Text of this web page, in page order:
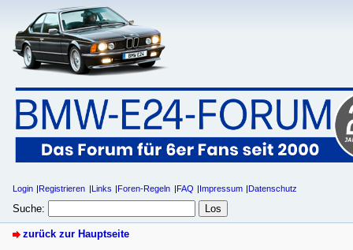
Login Registrieren Links Foren-Regeln FAQ Impressum Datenschutz
Suche:
zurück zur Hauptseite